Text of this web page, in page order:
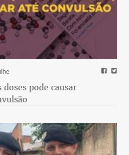
pode causar